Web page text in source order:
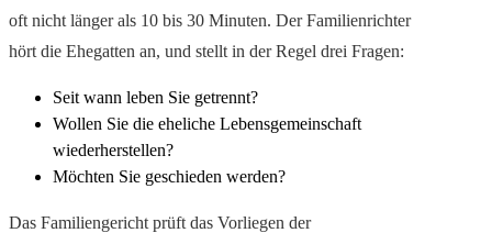
oft nicht länger als 10 bis 30 Minuten. Der Familienrichter
hört die Ehegatten an, und stellt in der Regel drei Fragen:
Seit wann leben Sie getrennt?
Wollen Sie die eheliche Lebensgemeinschaft
wiederherstellen?
Möchten Sie geschieden werden?
Das Familiengericht prüft das Vorliegen der